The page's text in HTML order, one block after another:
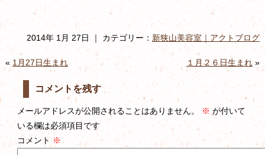
2014年 1月 27日 ｜ カテゴリー： 新狭山美容室｜アクトブログ
« 1月27日生まれ １月２６日生まれ»
コメントを残す
メールアドレスが公開されることはありません。 ※ が付いて
いる欄は必須項目です
コメント ※